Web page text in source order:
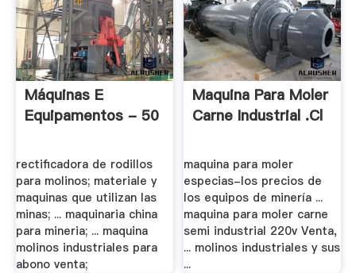
Máquinas E
Equipamentos - 50
rectificadora de rodillos
para molinos; materiale y
maquinas que utilizan las
minas; ... maquinaria china
para mineria; ... maquina
molinos industriales para
abono venta;
Maquina Para Moler
Carne Industrial .cl
maquina para moler
especias-los precios de
los equipos de minería ...
maquina para moler carne
semi industrial 220v Venta,
... molinos industriales y sus
...